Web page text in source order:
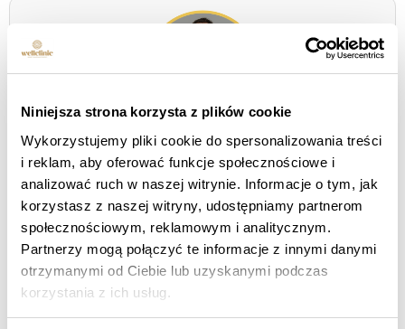
Niniejsza strona korzysta z plików cookie
Wykorzystujemy pliki cookie do spersonalizowania treści
i reklam, aby oferować funkcje społecznościowe i
analizować ruch w naszej witrynie. Informacje o tym, jak
korzystasz z naszej witryny, udostępniamy partnerom
społecznościowym, reklamowym i analitycznym.
Partnerzy mogą połączyć te informacje z innymi danymi
otrzymanymi od Ciebie lub uzyskanymi podczas
korzystania z ich usług.
Stanislaw Oleksiejuk er en utviklingsstrateg som
kombinerer en verden av medisinsk innovasjon med
menneskelig lederskap og operativ effektivitet. Fra
2020 er han med på å skape retningen for
utviklingenWellclinic - klinikker for estetisk medisin
som setter tempoet for ekspansjon og setter nye
standarder i skjønnhetsbransjen,anti-
aldringsmedisin